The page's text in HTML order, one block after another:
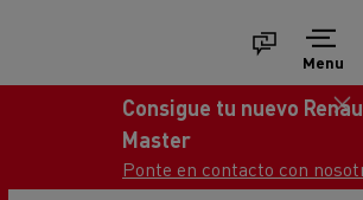
Menu
tu nuevo Renault Trucks
en contacto con nosotros